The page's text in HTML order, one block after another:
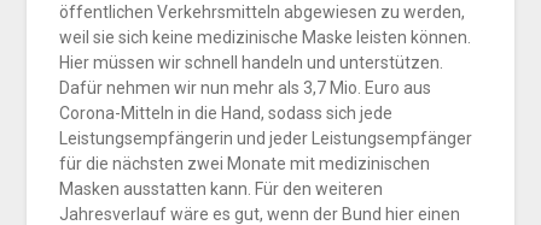
öffentlichen Verkehrsmitteln abgewiesen zu werden,
weil sie sich keine medizinische Maske leisten können.
Hier müssen wir schnell handeln und unterstützen.
Dafür nehmen wir nun mehr als 3,7 Mio. Euro aus
Corona-Mitteln in die Hand, sodass sich jede
Leistungsempfängerin und jeder Leistungsempfänger
für die nächsten zwei Monate mit medizinischen
Masken ausstatten kann. Für den weiteren
Jahresverlauf wäre es gut, wenn der Bund hier einen